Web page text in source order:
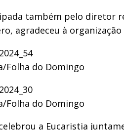
também pelo diretor
agradeceu à
Folha do Domingo
Folha do Domingo
a Eucaristia